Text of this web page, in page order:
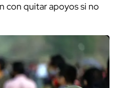
con quitar apoyos si no